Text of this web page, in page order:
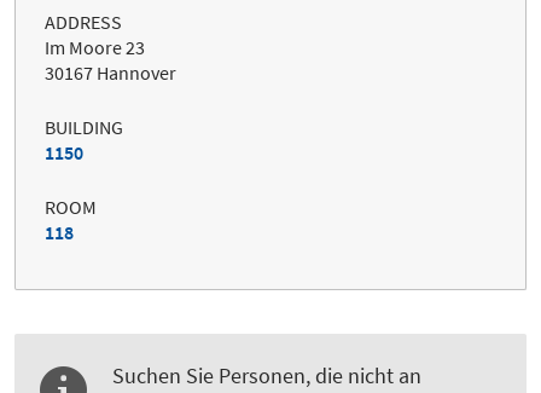
ADDRESS
Im Moore 23
30167 Hannover
BUILDING
1150
ROOM
118
Suchen Sie Personen, die nicht an